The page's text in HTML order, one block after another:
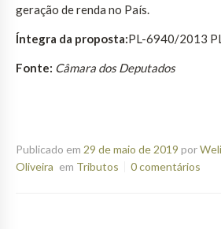
geração de renda no País.
Íntegra da proposta:PL-6940/2013
Fonte: Câmara dos Deputados
Publicado em 29 de maio de 2019 por
Oliveira em Tributos 0 comentários